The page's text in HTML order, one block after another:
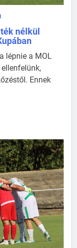
nélkül
lépnie a MOL
Ennek